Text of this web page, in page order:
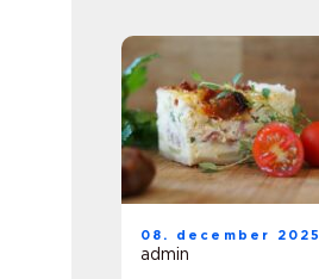
08. december 2025
admin